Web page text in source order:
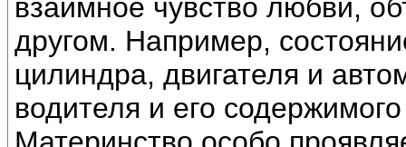
взаимное чувство любви,
другом. Например,
цилиндра, двигателя и
водителя и его